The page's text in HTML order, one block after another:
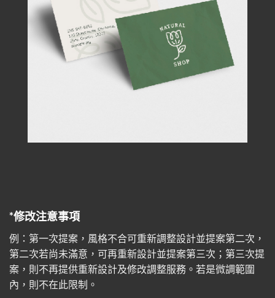
*修改注意事項
例：第一次提案，風格不合可重新調整設計並提案第二次，
第二次若尚未滿意，可再重新設計並提案第三次；第三次提
案，則不再提供重新設計及修改調整服務。若是微調範圍
內，則不在此限制。